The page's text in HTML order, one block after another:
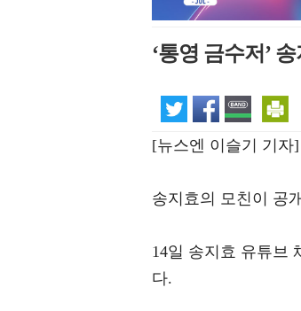
‘통영 금수저’
[뉴스엔 이슬기 기자]
송지효의 모친이 공
14일 송지효 유튜브
다.